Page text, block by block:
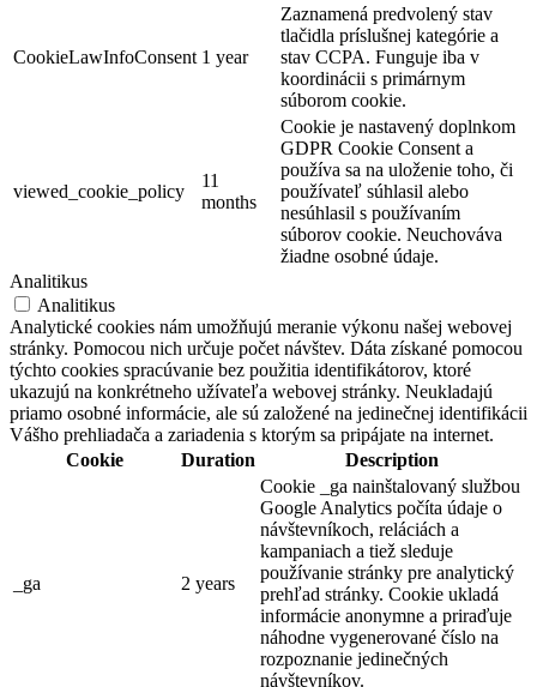
CookieLawInfoConsent 1 year
Zaznamená predvolený stav
tlačidla príslušnej kategórie a
stav CCPA. Funguje iba v
koordinácii s primárnym
súborom cookie.
viewed_cookie_policy
11
months
Cookie je nastavený doplnkom
GDPR Cookie Consent a
používa sa na uloženie toho, či
používateľ súhlasil alebo
nesúhlasil s používaním
súborov cookie. Neuchováva
žiadne osobné údaje.
Analitikus
Analitikus
Analytické cookies nám umožňujú meranie výkonu našej webovej
stránky. Pomocou nich určuje počet návštev. Dáta získané pomocou
týchto cookies spracúvanie bez použitia identifikátorov, ktoré
ukazujú na konkrétneho užívateľa webovej stránky. Neukladajú
priamo osobné informácie, ale sú založené na jedinečnej identifikácii
Vášho prehliadača a zariadenia s ktorým sa pripájate na internet.
Cookie
Duration Description
_ga 2 years
Cookie _ga nainštalovaný službou
Google Analytics počíta údaje o
návštevníkoch, reláciách a
kampaniach a tiež sleduje
používanie stránky pre analytický
prehľad stránky. Cookie ukladá
informácie anonymne a priraďuje
náhodne vygenerované číslo na
rozpoznanie jedinečných
návštevníkov.